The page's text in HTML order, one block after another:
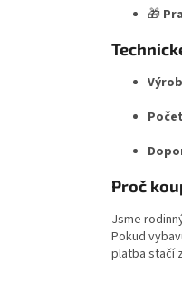
🎁
Proč
Jsme
Pokud
platba stačí